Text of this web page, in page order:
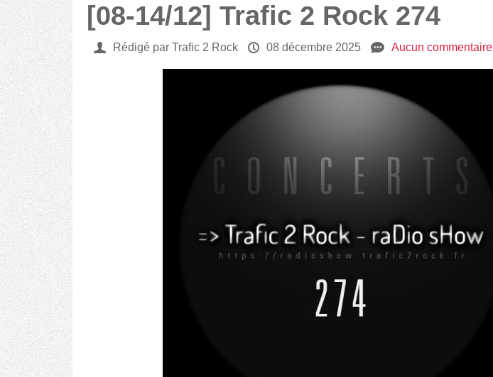
[08-14/12] Trafic 2 Rock 274
U Rédigé par Trafic 2 Rock P 08 décembre 2025 e Aucun commentaire